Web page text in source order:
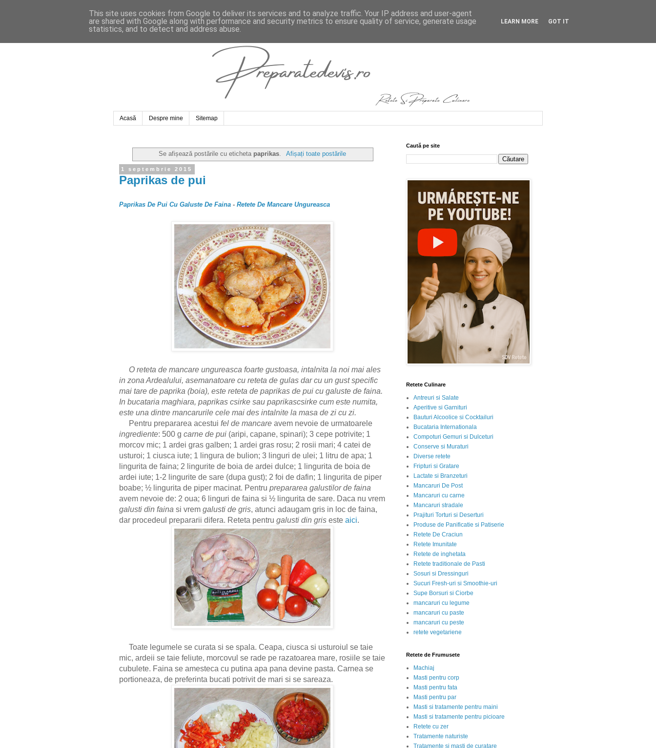
Acasă Despre mine Sitemap
Se afișează postările cu eticheta paprikas. Afișați toate postările
1 septembrie 2015
Paprikas de pui
Paprikas De Pui Cu Galuste De Faina - Retete De Mancare Ungureasca
O reteta de mancare ungureasca foarte gustoasa, intalnita la noi mai ales
in zona Ardealului, asemanatoare cu reteta de gulas dar cu un gust specific
mai tare de paprika (boia), este reteta de paprikas de pui cu galuste de faina.
In bucataria maghiara, paprikas csirke sau paprikascsirke cum este numita,
este una dintre mancarurile cele mai des intalnite la masa de zi cu zi.
Pentru prepararea acestui fel de mancare avem nevoie de urmatoarele
ingrediente: 500 g carne de pui (aripi, capane, spinari); 3 cepe potrivite; 1
morcov mic; 1 ardei gras galben; 1 ardei gras rosu; 2 rosii mari; 4 catei de
usturoi; 1 ciusca iute; 1 lingura de bulion; 3 linguri de ulei; 1 litru de apa; 1
lingurita de faina; 2 lingurite de boia de ardei dulce; 1 lingurita de boia de
ardei iute; 1-2 lingurite de sare (dupa gust); 2 foi de dafin; 1 lingurita de piper
boabe; ½ lingurita de piper macinat. Pentru prepararea galustilor de faina
avem nevoie de: 2 oua; 6 linguri de faina si ½ lingurita de sare. Daca nu vrem
galusti din faina si vrem galusti de gris, atunci adaugam gris in loc de faina,
dar procedeul prepararii difera. Reteta pentru galusti din gris este aici.
Toate legumele se curata si se spala. Ceapa, ciusca si usturoiul se taie
mic, ardeii se taie feliute, morcovul se rade pe razatoarea mare, rosiile se taie
cubulete. Faina se amesteca cu putina apa pana devine pasta. Carnea se
portioneaza, de preferinta bucati potrivit de mari si se sareaza.
Caută pe site
Retete Culinare
Antreuri si Salate
Aperitive si Garnituri
Bauturi Alcoolice si Cocktailuri
Bucataria Internationala
Compoturi Gemuri si Dulceturi
Conserve si Muraturi
Diverse retete
Fripturi si Gratare
Lactate si Branzeturi
Mancaruri De Post
Mancaruri cu carne
Mancaruri stradale
Prajituri Torturi si Deserturi
Produse de Panificatie si Patiserie
Retete De Craciun
Retete Imunitate
Retete de inghetata
Retete traditionale de Pasti
Sosuri si Dressinguri
Sucuri Fresh-uri si Smoothie-uri
Supe Borsuri si Ciorbe
mancaruri cu legume
mancaruri cu paste
mancaruri cu peste
retete vegetariene
Retete de Frumusete
Machiaj
Masti pentru corp
Masti pentru fata
Masti pentru par
Masti si tratamente pentru maini
Masti si tratamente pentru picioare
Retete cu zer
Tratamente naturiste
Tratamente si masti de curatare
This site uses cookies from Google to deliver its services and to analyze traffic. Your IP address and user-agent
are shared with Google along with performance and security metrics to ensure quality of service, generate usage
statistics, and to detect and address abuse.
LEARN MORE GOT IT